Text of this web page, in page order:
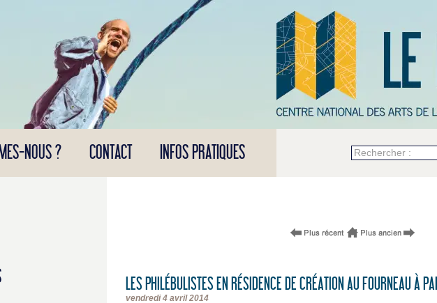
NOUS ? CONTACT INFOS PRATIQUES Rechercher :
LES PHILÉBULISTES EN RÉSIDENCE DE CRÉATION AU FOURNEAU À
vendredi 4 avril 2014